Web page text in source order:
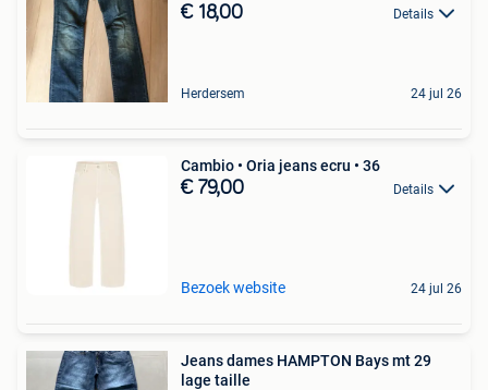
€ 18,00 Details
Herdersem 24 jul 26
Cambio • Oria jeans ecru • 36
€ 79,00 Details
Bezoek website 24 jul 26
Jeans dames HAMPTON Bays mt 29
lage taille